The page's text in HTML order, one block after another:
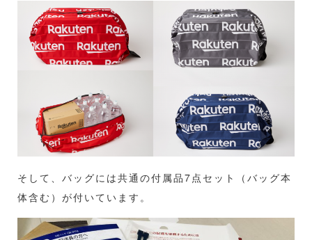
そして、バッグには共通の付属品7点セット（バッグ本
体含む）が付いています。